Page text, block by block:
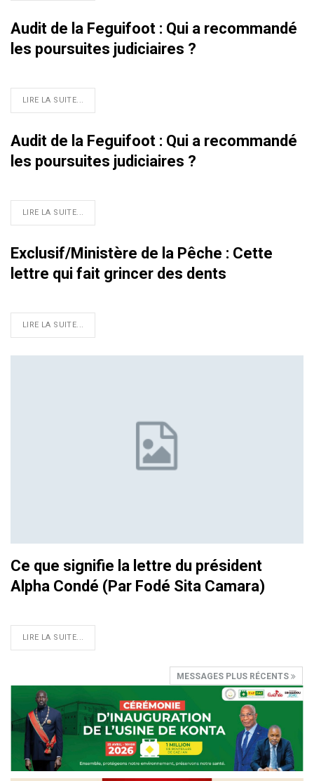
Audit de la Feguifoot : Qui a recommandé
les poursuites judiciaires ?
LIRE LA SUITE...
Audit de la Feguifoot : Qui a recommandé
les poursuites judiciaires ?
LIRE LA SUITE...
Exclusif/Ministère de la Pêche : Cette
lettre qui fait grincer des dents
LIRE LA SUITE...
Ce que signifie la lettre du président
Alpha Condé (Par Fodé Sita Camara)
LIRE LA SUITE...
MESSAGES PLUS RÉCENTS